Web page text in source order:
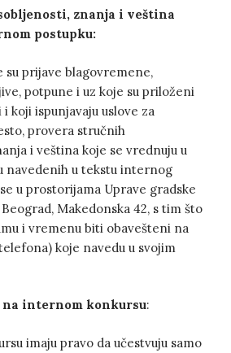
znanja i veština
postupku:
su prijave blagovremene,
potpune i uz koje su priloženi
koji ispunjavaju uslove za
provera stručnih
i veština koje se vrednuju u
navedenih u tekstu internog
u prostorijama Uprave gradske
Makedonska 42, s tim što
i vremenu biti obavešteni na
koje navedu u svojim
na internom konkursu:
imaju pravo da učestvuju samo